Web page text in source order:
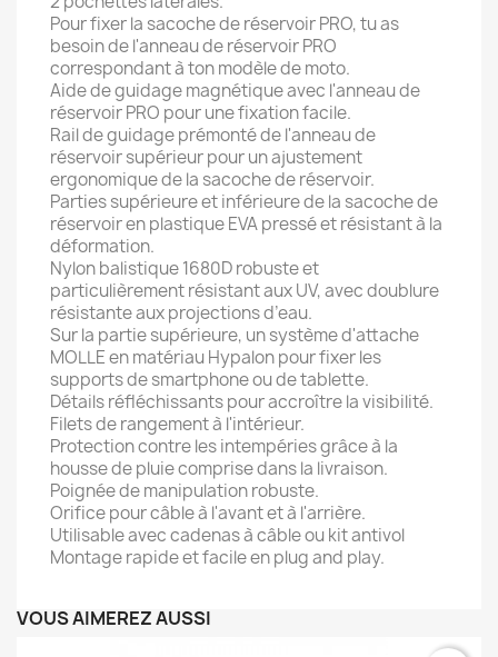
Pour fixer la sacoche de réservoir PRO, tu as
besoin de l'anneau de réservoir PRO
correspondant à ton modèle de moto.
Aide de guidage magnétique avec l'anneau de
réservoir PRO pour une fixation facile.
Rail de guidage prémonté de l'anneau de
réservoir supérieur pour un ajustement
ergonomique de la sacoche de réservoir.
Parties supérieure et inférieure de la sacoche de
réservoir en plastique EVA pressé et résistant à la
déformation.
Nylon balistique 1680D robuste et
particulièrement résistant aux UV, avec doublure
résistante aux projections d’eau.
Sur la partie supérieure, un système d'attache
MOLLE en matériau Hypalon pour fixer les
supports de smartphone ou de tablette.
Détails réfléchissants pour accroître la visibilité.
Filets de rangement à l'intérieur.
Protection contre les intempéries grâce à la
housse de pluie comprise dans la livraison.
Poignée de manipulation robuste.
Orifice pour câble à l'avant et à l'arrière.
Utilisable avec cadenas à câble ou kit antivol
Montage rapide et facile en plug and play.
VOUS AIMEREZ AUSSI